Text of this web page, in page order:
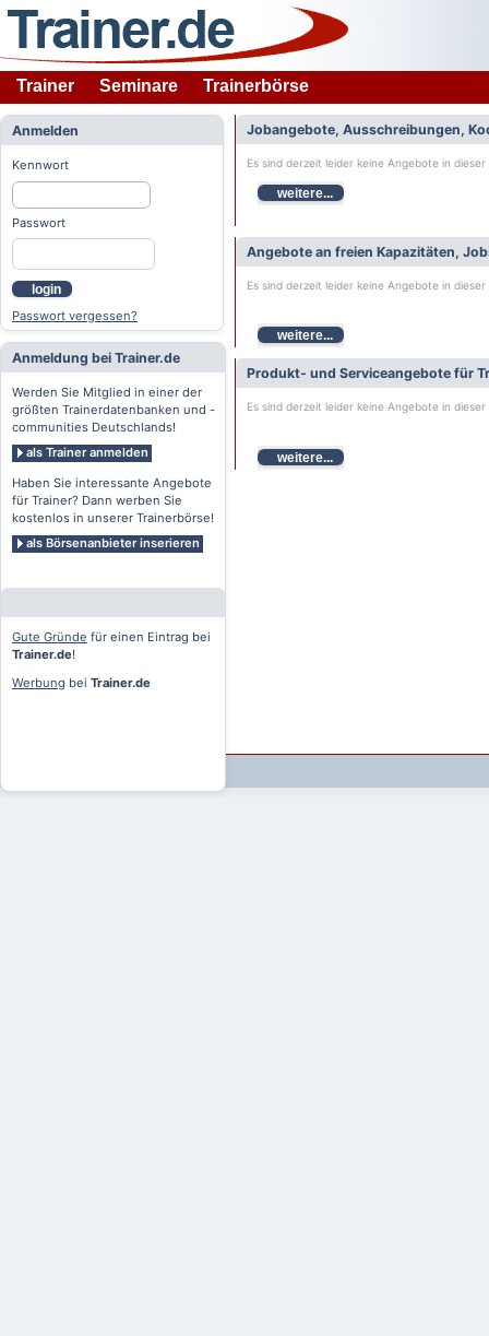
Trainer Seminare Trainerbörse
Anmelden
Kennwort
Passwort
login
Passwort vergessen?
Anmeldung bei Trainer.de
Werden Sie Mitglied in einer der
größten Trainerdatenbanken und -
communities Deutschlands!
als Trainer anmelden
Haben Sie interessante Angebote
für Trainer? Dann werben Sie
kostenlos in unserer Trainerbörse!
als Börsenanbieter inserieren
Gute Gründe für einen Eintrag bei
Trainer.de!
Werbung bei Trainer.de
Jobangebote, Ausschreibungen,
Es sind derzeit leider keine Angebote in
weitere...
Angebote an freien Kapazitäten,
Es sind derzeit leider keine Angebote in
weitere...
Produkt- und Serviceangebote für
Es sind derzeit leider keine Angebote in
weitere...